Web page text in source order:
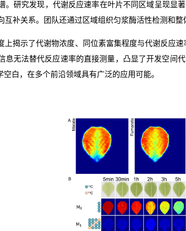
。研究发现，代谢反应速率在叶片不同区域呈现显
互补关系。团队还通过区域组织匀浆酶活性检测和
上揭示了代谢物浓度、同位素富集程度与代谢反应
息无法替代反应速率的直接测量，凸显了开发空间
空白，在多个前沿领域具有广泛的应用可能。